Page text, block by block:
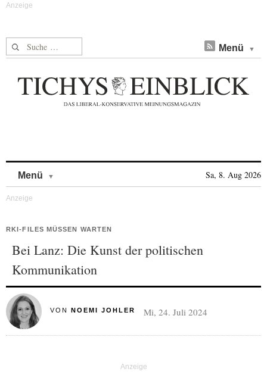
Suche nach: Menü
Menü Sa, 8. Aug 2026
RKI-FILES MÜSSEN WARTEN
Bei Lanz: Die Kunst der politischen
Kommunikation
VON NOEMI JOHLER Mi, 24. Juli 2024